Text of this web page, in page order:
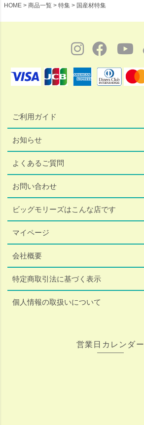
HOME
商品一覧 特集 国産材特集
ご利用ガイド
お知らせ
よくあるご質問
お問い合わせ
ビッグモリーズはこんな店です
マイページ
会社概要
特定商取引法に基づく表示
個人情報の取扱いについて
営業日カレンダー